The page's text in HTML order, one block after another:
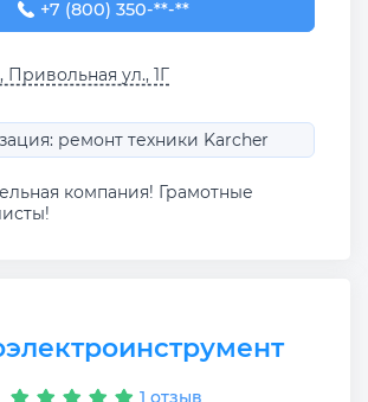
+7 (800) 350-18-10
+7 (800) 350-**-**
Привольная ул., 1Г
ремонт техники Karcher
компания! Грамотные
1 отзыв